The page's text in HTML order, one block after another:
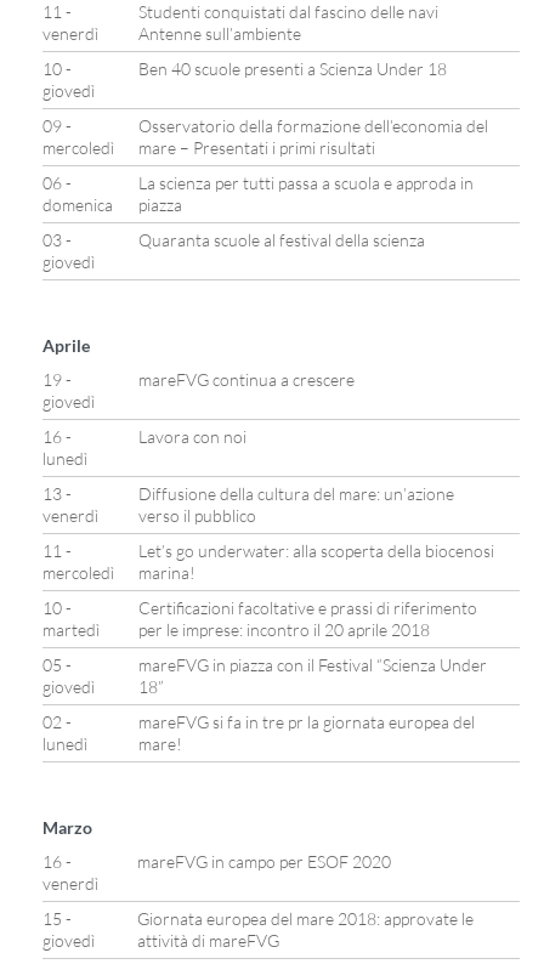
11 -
venerdì
Studenti conquistati dal fascino delle navi
Antenne sull’ambiente
10 -
giovedì
Ben 40 scuole presenti a Scienza Under 18
09 -
mercoledì
Osservatorio della formazione dell’economia del
mare – Presentati i primi risultati
06 -
domenica
La scienza per tutti passa a scuola e approda in
piazza
03 -
giovedì
Quaranta scuole al festival della scienza
Aprile
19 -
giovedì
mareFVG continua a crescere
16 -
lunedì
Lavora con noi
13 -
venerdì
Diffusione della cultura del mare: un’azione
verso il pubblico
11 -
mercoledì
Let’s go underwater: alla scoperta della biocenosi
marina!
10 -
martedì
Certificazioni facoltative e prassi di riferimento
per le imprese: incontro il 20 aprile 2018
05 -
giovedì
mareFVG in piazza con il Festival “Scienza Under
18”
02 -
lunedì
mareFVG si fa in tre pr la giornata europea del
mare!
Marzo
16 -
venerdì
mareFVG in campo per ESOF 2020
15 -
giovedì
Giornata europea del mare 2018: approvate le
attività di mareFVG